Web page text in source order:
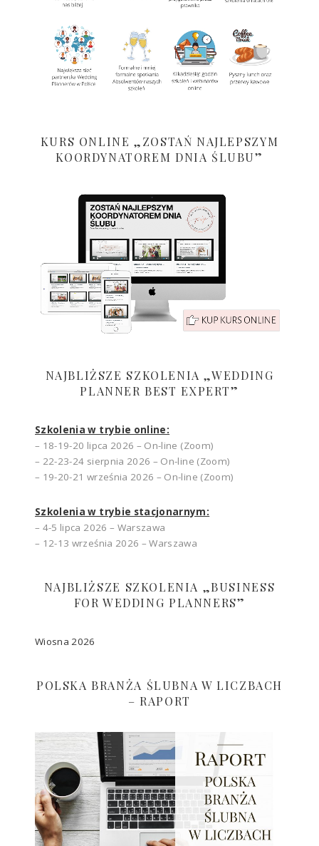
KURS ONLINE „ZOSTAŃ NAJLEPSZYM
KOORDYNATOREM DNIA ŚLUBU”
NAJBLIŻSZE SZKOLENIA „WEDDING
PLANNER BEST EXPERT”
Szkolenia w trybie online:
– 18-19-20 lipca 2026 – On-line (Zoom)
– 22-23-24 sierpnia 2026 – On-line (Zoom)
– 19-20-21 września 2026 – On-line (Zoom)
Szkolenia w trybie stacjonarnym:
– 4-5 lipca 2026 – Warszawa
– 12-13 września 2026 – Warszawa
NAJBLIŻSZE SZKOLENIA „BUSINESS
FOR WEDDING PLANNERS”
Wiosna 2026
POLSKA BRANŻA ŚLUBNA W LICZBACH
– RAPORT